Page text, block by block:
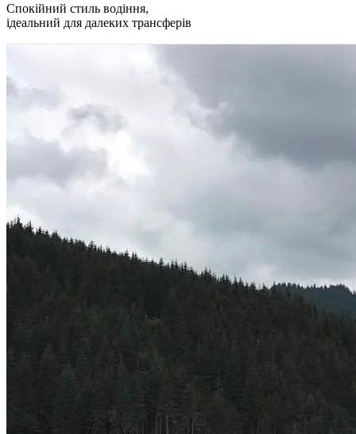
Спокійний стиль водіння,
ідеальний для далеких трансферів